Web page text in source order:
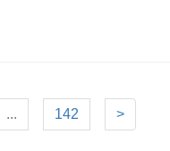
... 142 >